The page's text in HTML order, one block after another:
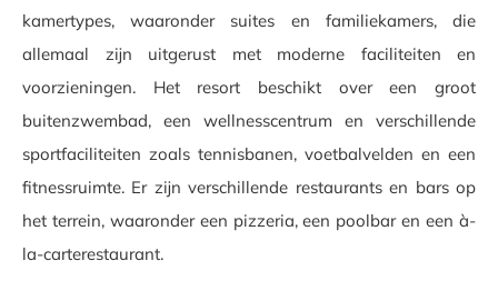
kamertypes, waaronder suites en familiekamers, die
allemaal zijn uitgerust met moderne faciliteiten en
voorzieningen. Het resort beschikt over een groot
buitenzwembad, een wellnesscentrum en verschillende
sportfaciliteiten zoals tennisbanen, voetbalvelden en een
fitnessruimte. Er zijn verschillende restaurants en bars op
het terrein, waaronder een pizzeria, een poolbar en een à-
la-carterestaurant.